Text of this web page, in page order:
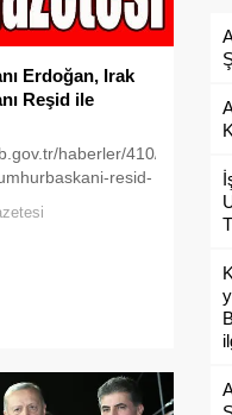
Erdoğan, Irak
Reşid ile
haberler/410/152073/
resid-